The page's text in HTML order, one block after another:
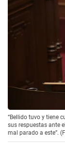
“Bellido tuvo y tiene
sus respuestas ante
mal parado a este”.